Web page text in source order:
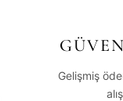
Gelişmiş